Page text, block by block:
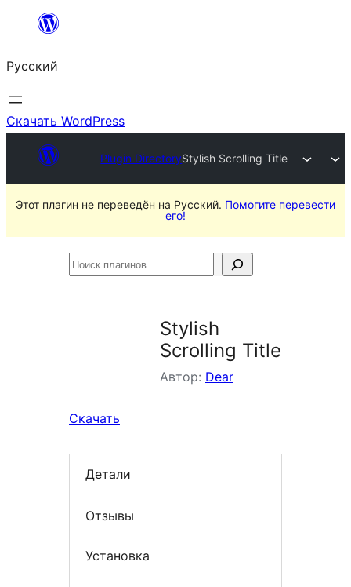
Перейти
содержимому
Русский
Скачать WordPress
Plugin DirectoryStylish Scrolling Title
Этот плагин не переведён на Русский. Помогите перевести
его!
Поиск
Stylish
Scrolling Title
Автор: Dear
Скачать
Детали
Отзывы
Установка